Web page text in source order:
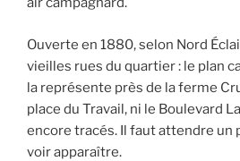
Ouverte en 1880, selon Nord
vieilles rues du quartier : le plan
la représente près de la ferme
place du Travail, ni le Boulevard
encore tracés. Il faut attendre un
voir apparaître.